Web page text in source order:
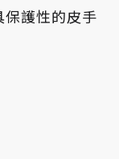
護性的皮手